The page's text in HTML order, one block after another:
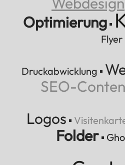
Optimierung ▪
Flyer
Druckabwicklung ▪
SEO-
Logos ▪
Folder▪